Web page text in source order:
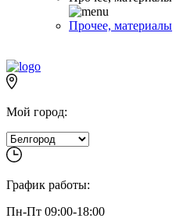
Прочее, материалы
Мой город:
График работы:
Пн-Пт 09:00-18:00